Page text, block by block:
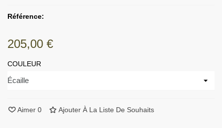
Référence:
205,00 €
COULEUR
Aimer 0 Ajouter À La Liste De Souhaits